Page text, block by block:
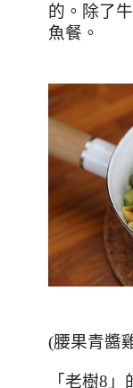
的。除了
魚餐。
(腰果青醬
「老樹8 」